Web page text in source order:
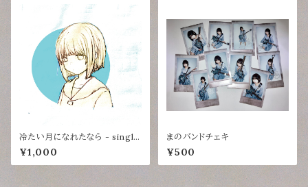
冷たい月になれたなら - single
CD-R
¥1,000
まのバンドチェキ
¥500